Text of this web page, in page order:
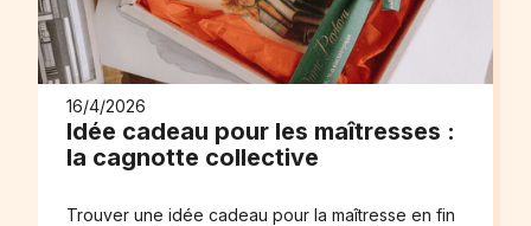
16/4/2026
Idée cadeau pour les maîtresses :
la cagnotte collective
Trouver une idée cadeau pour la maîtresse en fin